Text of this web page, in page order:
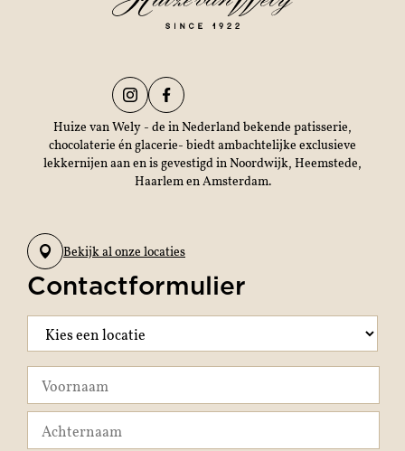
Huize van Wely - de in Nederland bekende patisserie,
chocolaterie én glacerie- biedt ambachtelijke exclusieve
lekkernijen aan en is gevestigd in Noordwijk, Heemstede,
Haarlem en Amsterdam.
Bekijk al onze locaties
Contactformulier